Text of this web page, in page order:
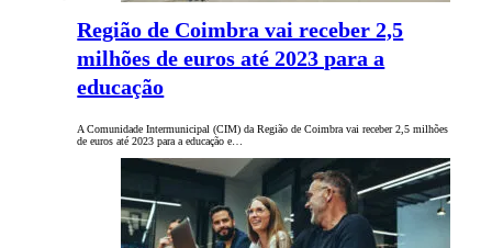
Região de Coimbra vai receber 2,5
milhões de euros até 2023 para a
educação
A Comunidade Intermunicipal (CIM) da Região de Coimbra vai receber 2,5 milhões
de euros até 2023 para a educação e…